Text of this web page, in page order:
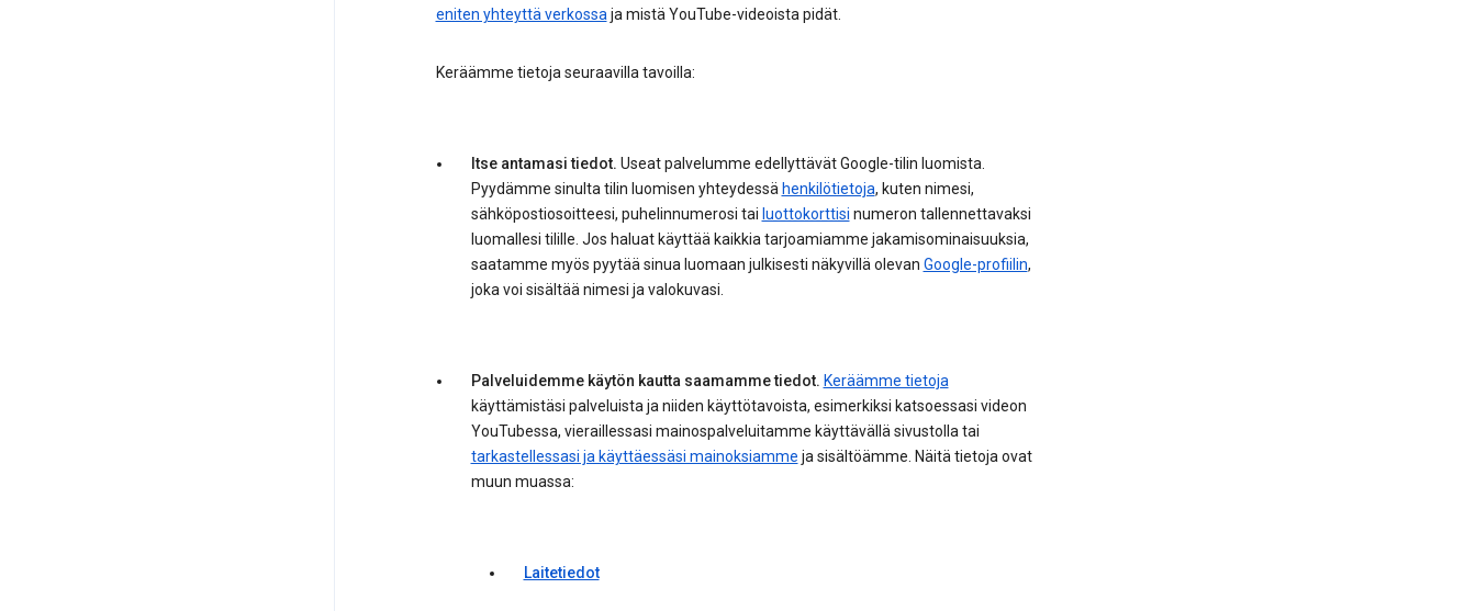
eniten yhteyttä verkossaja mistä YouTube-videoista pidät.
Keräämme tietoja seuraavilla tavoilla:
Itse antamasi tiedot. Useat palvelumme edellyttävät Google-tilin luomista.
Pyydämme sinulta tilin luomisen yhteydessä henkilötietoja, kuten nimesi,
sähköpostiosoitteesi, puhelinnumerosi tai luottokorttisi numeron tallennettavaksi
luomallesi tilille. Jos haluat käyttää kaikkia tarjoamiamme jakamisominaisuuksia,
saatamme myös pyytää sinua luomaan julkisesti näkyvillä olevan Google-profiilin,
joka voi sisältää nimesi ja valokuvasi.
Palveluidemme käytön kautta saamamme tiedot. Keräämme tietoja
käyttämistäsi palveluista ja niiden käyttötavoista, esimerkiksi katsoessasi videon
YouTubessa, vieraillessasi mainospalveluitamme käyttävällä sivustolla tai
tarkastellessasi ja käyttäessäsi mainoksiamme ja sisältöämme. Näitä tietoja ovat
muun muassa:
Laitetiedot